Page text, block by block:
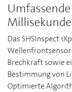
Das SHSInspect
Brechkraft sowie
Bestimmung von
Optimierte